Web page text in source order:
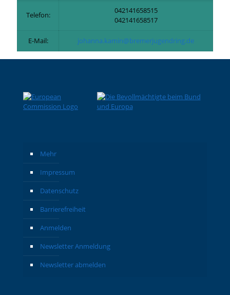
Telefon:
042141658515
042141658517
E-Mail: johanna.kamin@bremerjugendring.de
Mehr
Impressum
Datenschutz
Barrierefreiheit
Anmelden
Newsletter Anmeldung
Newsletter abmelden